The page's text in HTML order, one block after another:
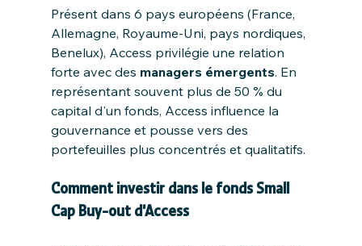
Présent dans 6 pays européens (France,
Allemagne, Royaume-Uni, pays nordiques,
Benelux), Access privilégie une relation
forte avec des managers émergents. En
représentant souvent plus de 50 % du
capital d'un fonds, Access influence la
gouvernance et pousse vers des
portefeuilles plus concentrés et qualitatifs.
Comment investir dans le fonds Small
Cap Buy-out d'Access